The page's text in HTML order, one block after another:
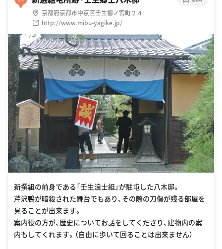
京都府京都市中京区壬生梛ノ宮町２４
http://www.mibu-yagike.jp/
新撰組の前身である「壬生浪士組」が駐屯した八木邸。
芹沢鴨が暗殺された舞台でもあり、その際の刀傷が残る部屋を
見ることが出来ます。
案内役の方が、歴史についてお話をしてくださり、建物内の案
内もしてくれます。（自由に歩いて回ることは出来ません）